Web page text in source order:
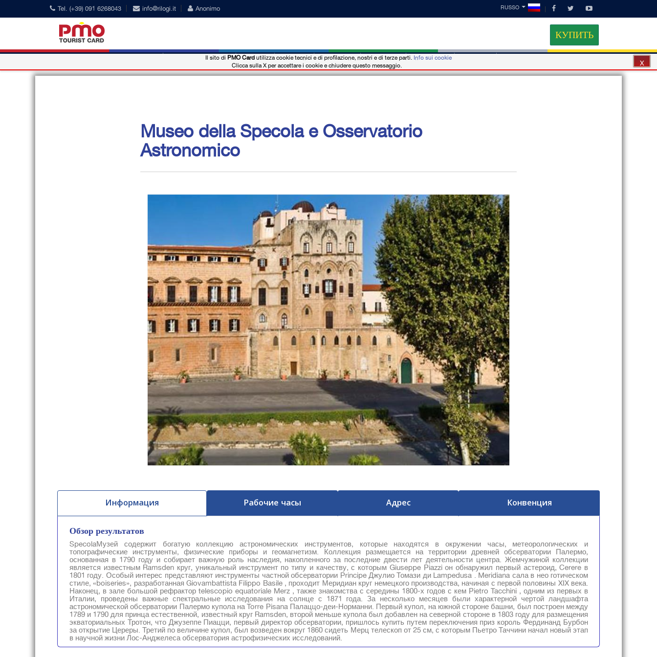
Tel. (+39) 091 6268043 info@rilogi.it Anonimo RUSSO
КУПИТЬ
Наши Конвенции Новости События Где купить Отель b&b Мобильные
Museo della Specola e Osservatorio
Astronomico
Информация Рабочие часы Адрес Конвенция
Обзор результатов
SpecolaМузей содержит богатую коллекцию астрономических инструментов, которые находятся в окружении часы, метеорологических и
топографические инструменты, физические приборы и геомагнетизм. Коллекция размещается на территории древней обсерватории Палермо,
основанная в 1790 году и собирает важную роль наследия, накопленного за последние двести лет деятельности центра. Жемчужиной коллекции
является известным Ramsden круг, уникальный инструмент по типу и качеству, с которым Giuseppe Piazzi он обнаружил первый астероид, Cerere в
1801 году. Особый интерес представляют инструменты частной обсерватории Principe Джулио Томази ди Lampedusa . Meridiana сала в нео готическом
стиле, «boiseries», разработанная Giovambattista Filippo Basile , проходит Меридиан круг немецкого производства, начиная с первой половины XIX века.
Наконец, в зале большой рефрактор telescopio equatoriale Merz , также знакомства с середины 1800-х годов с кем Pietro Tacchini , одним из первых в
Италии, проведены важные спектральные исследования на солнце с 1871 года. За несколько месяцев были характерной чертой ландшафта
астрономической обсерватории Палермо купола на Torre Pisana Палаццо-деи-Норманни. Первый купол, на южной стороне башни, был построен между
1789 и 1790 для принца естественной, известный круг Ramsden, второй меньше купола был добавлен на северной стороне в 1803 году для размещения
экваториальных Тротон, что Джузеппе Пиацци, первый директор обсерватории, пришлось купить путем переключения приз король Фердинанд Бурбон
за открытие Цереры. Третий по величине купол, был возведен вокруг 1860 сидеть Мерц телескоп от 25 см, с которым Пьетро Таччини начал новый этап
в научной жизни Лос-Анджелеса обсерватория астрофизических исследований.
Il sito di PMO Card utilizza cookie tecnici e di profilazione, nostri e di terze parti. Info sui cookie
Clicca sulla X per accettare i cookie e chiudere questo messaggio.
X